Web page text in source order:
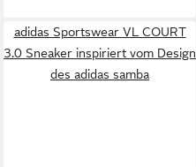
adidas Sportswear VL COURT
3.0 Sneaker inspiriert vom Design
des adidas samba